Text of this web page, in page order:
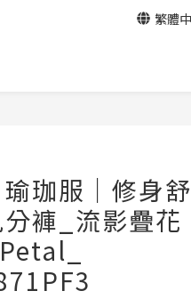
繁體
珈服｜修身
褲_流影疊花